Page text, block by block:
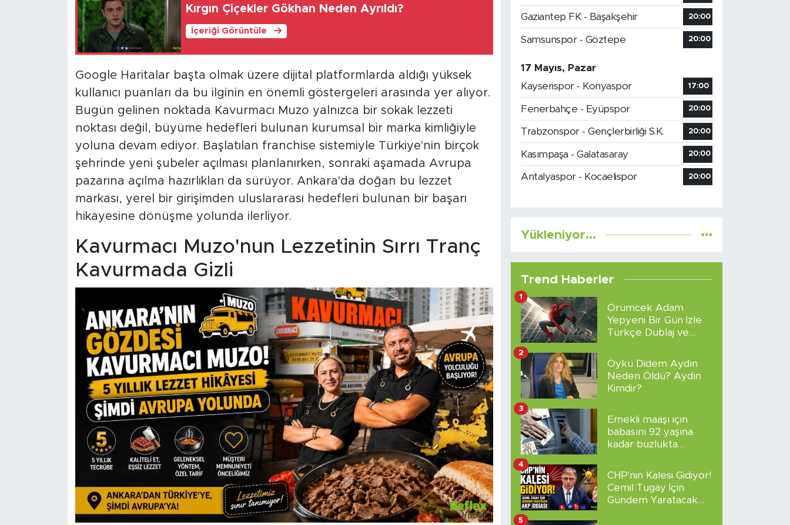
Kırgın Çiçekler Gökhan Neden Ayrıldı?
İçeriği Görüntüle
Google Haritalar başta olmak üzere dijital platformlarda aldığı yüksek
kullanıcı puanları da bu ilginin en önemli göstergeleri arasında yer alıyor.
Bugün gelinen noktada Kavurmacı Muzo yalnızca bir sokak lezzeti
noktası değil, büyüme hedefleri bulunan kurumsal bir marka kimliğiyle
yoluna devam ediyor. Başlatılan franchise sistemiyle Türkiye'nin birçok
şehrinde yeni şubeler açılması planlanırken, sonraki aşamada Avrupa
pazarına açılma hazırlıkları da sürüyor. Ankara'da doğan bu lezzet
markası, yerel bir girişimden uluslararası hedefleri bulunan bir başarı
hikayesine dönüşme yolunda ilerliyor.
Kavurmacı Muzo'nun Lezzetinin Sırrı Tranç
Kavurmada Gizli
Gaziantep FK - Başakşehir 20:00
Samsunspor - Göztepe 20:00
17 Mayıs, Pazar
Kayserispor - Konyaspor
17:00
Fenerbahçe - Eyüpspor 20:00
Trabzonspor - Gençlerbirliği S.K. 20:00
Kasımpaşa - Galatasaray 20:00
Antalyaspor - Kocaelispor 20:00
Yükleniyor...
Trend Haberler
Örümcek Adam
Yepyeni Bir Gün İzle
Türkçe Dublaj ve
1
Öykü Didem Aydın
Neden Öldü? Aydın
Kimdir?
2
Emekli maaşı için
babasını 92 yaşına
kadar buzlukta
3
CHP'nin Kalesi Gidiyor!
Cemil Tugay İçin
Gündem Yaratacak
4
5